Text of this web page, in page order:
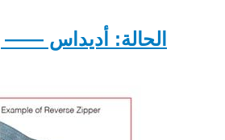
الحالة: أديداس ——